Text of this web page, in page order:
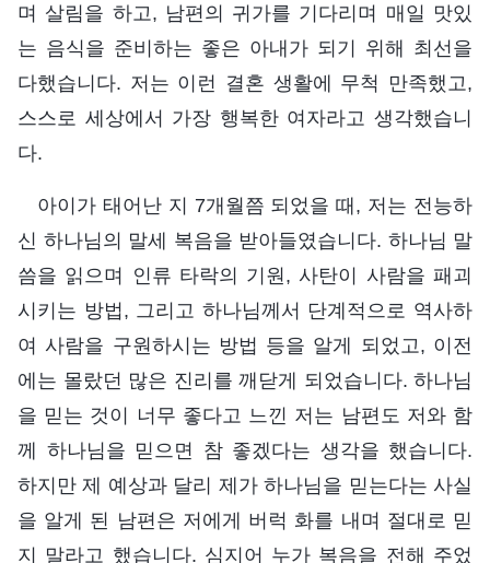
며 살림을 하고, 남편의 귀가를 기다리며 매일 맛있
는 음식을 준비하는 좋은 아내가 되기 위해 최선을
다했습니다. 저는 이런 결혼 생활에 무척 만족했고,
스스로 세상에서 가장 행복한 여자라고 생각했습니
다.
아이가 태어난 지 7개월쯤 되었을 때, 저는 전능하
신 하나님의 말세 복음을 받아들였습니다. 하나님 말
씀을 읽으며 인류 타락의 기원, 사탄이 사람을 패괴
시키는 방법, 그리고 하나님께서 단계적으로 역사하
여 사람을 구원하시는 방법 등을 알게 되었고, 이전
에는 몰랐던 많은 진리를 깨닫게 되었습니다. 하나님
을 믿는 것이 너무 좋다고 느낀 저는 남편도 저와 함
께 하나님을 믿으면 참 좋겠다는 생각을 했습니다.
하지만 제 예상과 달리 제가 하나님을 믿는다는 사실
을 알게 된 남편은 저에게 버럭 화를 내며 절대로 믿
지 말라고 했습니다. 심지어 누가 복음을 전해 주었